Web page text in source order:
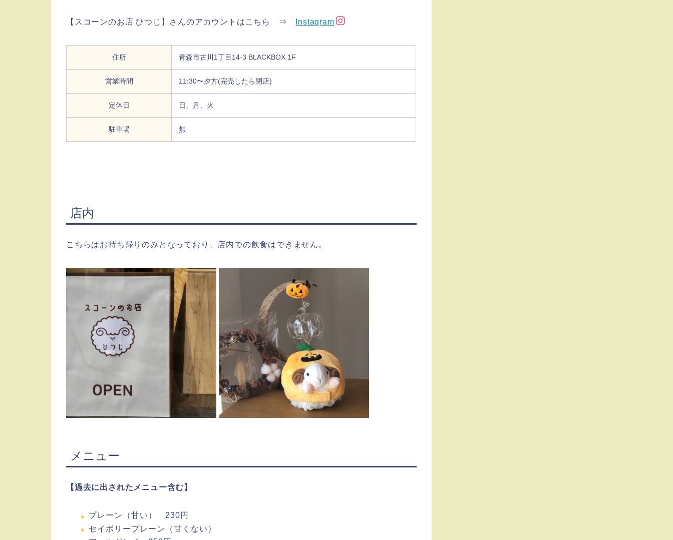
【スコーンのお店 ひつじ】さんのアカウントはこちら ⇒ Instagram
住所 青森市古川1丁目14-3 BLACKBOX 1F
営業時間 11:30〜夕方(完売したら閉店)
定休日 日、月、火
駐車場 無
店内
こちらはお持ち帰りのみとなっており、店内での飲食はできません。
メニュー
【過去に出されたメニュー含む】
プレーン（甘い） 230円
セイボリープレーン（甘くない）